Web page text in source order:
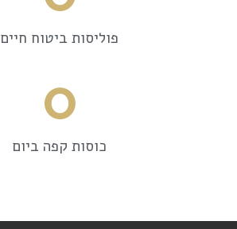
פוליסות ביטוח חיים
0
כוסות קפה ביום